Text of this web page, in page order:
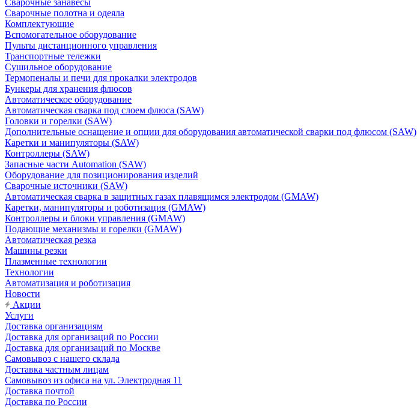
Сварочные занавесы
Сварочные полотна и одеяла
Комплектующие
Вспомогательное оборудование
Пульты дистанционного управления
Транспортные тележки
Сушильное оборудование
Термопеналы и печи для прокалки электродов
Бункеры для хранения флюсов
Автоматическое оборудование
Автоматическая сварка под слоем флюса (SAW)
Головки и горелки (SAW)
Дополнительные оснащение и опции для оборудования автоматической сварки под флюсом (SAW)
Каретки и манипуляторы (SAW)
Контроллеры (SAW)
Запасные части Automation (SAW)
Оборудование для позиционирования изделий
Сварочные источники (SAW)
Автоматическая сварка в защитных газах плавящимся электродом (GMAW)
Каретки, манипуляторы и роботизация (GMAW)
Контроллеры и блоки управления (GMAW)
Подающие механизмы и горелки (GMAW)
Автоматическая резка
Машины резки
Плазменные технологии
Технологии
Автоматизация и роботизация
Новости
Акции
Услуги
Доставка организациям
Доставка для организаций по России
Доставка для организаций по Москве
Самовывоз с нашего склада
Доставка частным лицам
Самовывоз из офиса на ул. Электродная 11
Доставка почтой
Доставка по России